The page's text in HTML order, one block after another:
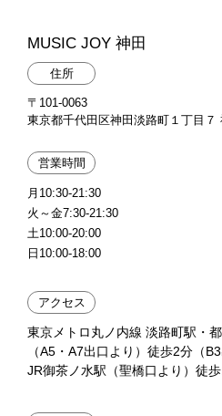
MUSIC JOY 神田
住所
〒101-0063
東京都千代田区神田淡路町１丁目７
営業時間
月10:30-21:30
火～金7:30-21:30
土10:00-20:00
日10:00-18:00
アクセス
東京メトロ丸ノ内線 淡路町駅・
（A5・A7出口より）徒歩2分（
JR御茶ノ水駅（聖橋口より）徒